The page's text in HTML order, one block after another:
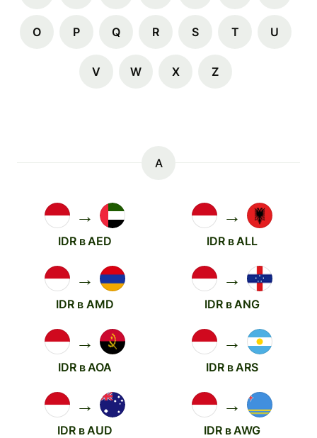
O P Q R S T U
V W X Z
A
→
IDR в AED
→
IDR в ALL
→
IDR в AMD
→
IDR в ANG
→
IDR в AOA
→
IDR в ARS
→
IDR в AUD
→
IDR в AWG